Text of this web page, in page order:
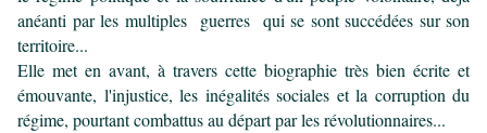
anéanti par les multiples guerres qui se sont succédées sur son
territoire...
Elle met en avant, à travers cette biographie très bien écrite et
émouvante, l'injustice, les inégalités sociales et la corruption du
régime, pourtant combattus au départ par les révolutionnaires...